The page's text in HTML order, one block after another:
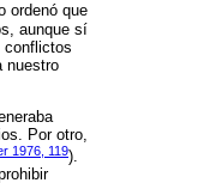
ordenó que
aunque sí
conflictos
nuestro
Por otro,
1976, 119).